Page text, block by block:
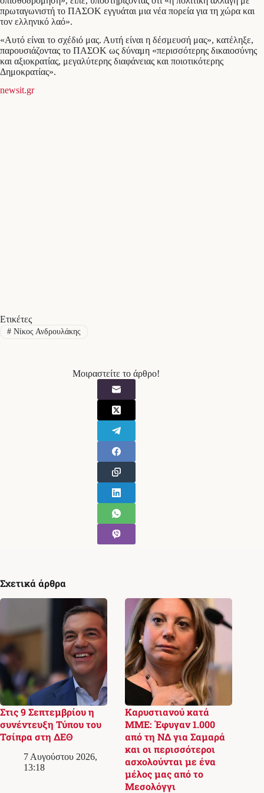
πρωταγωνιστή το ΠΑΣΟΚ εγγυάται μια νέα πορεία για τη χώρα και
τον ελληνικό λαό».
«Αυτό είναι το σχέδιό μας. Αυτή είναι η δέσμευσή μας», κατέληξε,
παρουσιάζοντας το ΠΑΣΟΚ ως δύναμη «περισσότερης δικαιοσύνης
και αξιοκρατίας, μεγαλύτερης διαφάνειας και ποιοτικότερης
Δημοκρατίας».
newsit.gr
Ετικέτες
#Νίκος Ανδρουλάκης
Μοιραστείτε το άρθρο!
Σχετικά άρθρα
Στις 9 Σεπτεμβρίου η
συνέντευξη Τύπου του
Τσίπρα στη ΔΕΘ
7 Αυγούστου 2026,
13:18
Καρυστιανού κατά
ΜΜΕ: Έφυγαν 1.000
από τη ΝΔ για Σαμαρά
και οι περισσότεροι
ασχολούνται με ένα
μέλος μας από το
Μεσολόγγι